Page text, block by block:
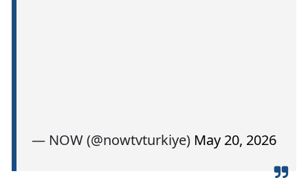
— NOW (@nowtvturkiye) May 20, 2026